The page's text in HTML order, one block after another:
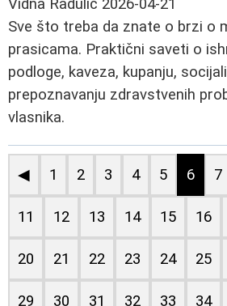
Vidna Radulić 2026-04-21
Sve što treba da znate o brzi o
prasicama. Praktični saveti o
podloge, kaveza, kupanju,
prepoznavanju zdravstvenih
vlasnika.
◀ 1 2 3 4 5 6 7
11 12 13 14 15 16
20 21 22 23 24 25
29 30 31 32 33 34